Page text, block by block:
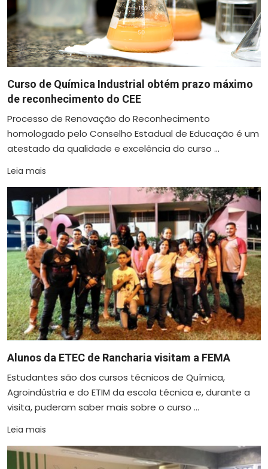
Curso de Química Industrial obtém prazo máximo
de reconhecimento do CEE
Processo de Renovação do Reconhecimento
homologado pelo Conselho Estadual de Educação é um
atestado da qualidade e excelência do curso ...
Leia mais
Alunos da ETEC de Rancharia visitam a FEMA
Estudantes são dos cursos técnicos de Química,
Agroindústria e do ETIM da escola técnica e, durante a
visita, puderam saber mais sobre o curso ...
Leia mais